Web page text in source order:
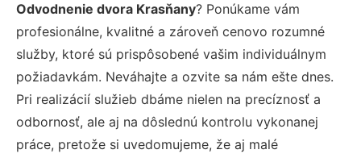
Odvodnenie dvora Krasňany? Ponúkame vám
profesionálne, kvalitné a zároveň cenovo rozumné
služby, ktoré sú prispôsobené vašim individuálnym
požiadavkám. Neváhajte a ozvite sa nám ešte dnes.
Pri realizácií služieb dbáme nielen na precíznosť a
odbornosť, ale aj na dôslednú kontrolu vykonanej
práce, pretože si uvedomujeme, že aj malé